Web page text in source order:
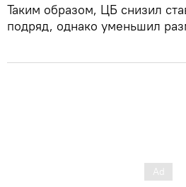
Таким образом, ЦБ снизил
подряд, однако уменьшил